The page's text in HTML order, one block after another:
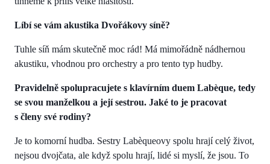
Líbí se vám akustika Dvořákovy síně?
Tuhle síň mám skutečně moc rád! Má mimořádně nádhernou
akustiku, vhodnou pro orchestry a pro tento typ hudby.
Pravidelně spolupracujete s klavírním duem Labèque, tedy
se svou manželkou a její sestrou. Jaké to je pracovat
s členy své rodiny?
Je to komorní hudba. Sestry Labèqueovy spolu hrají celý život,
nejsou dvojčata, ale když spolu hrají, lidé si myslí, že jsou. To